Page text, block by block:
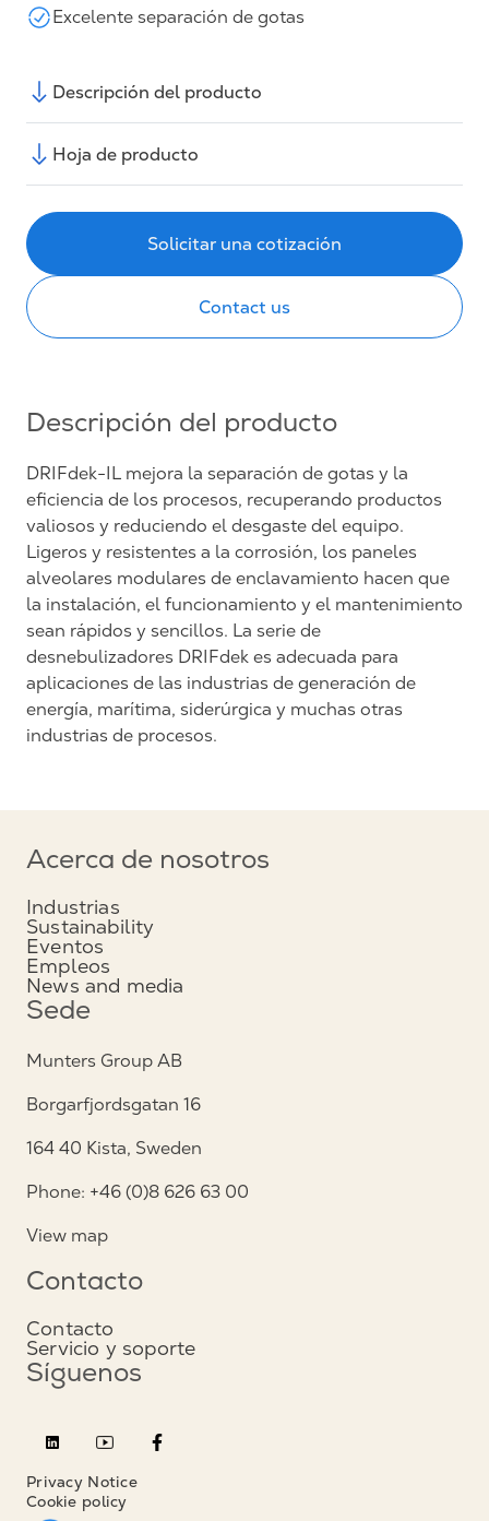
Excelente separación de gotas
Descripción del producto
Hoja de producto
Solicitar una cotización
Contact us
Descripción del producto
DRIFdek-IL mejora la separación de gotas y la
eficiencia de los procesos, recuperando productos
valiosos y reduciendo el desgaste del equipo.
Ligeros y resistentes a la corrosión, los paneles
alveolares modulares de enclavamiento hacen que
la instalación, el funcionamiento y el mantenimiento
sean rápidos y sencillos. La serie de
desnebulizadores DRIFdek es adecuada para
aplicaciones de las industrias de generación de
energía, marítima, siderúrgica y muchas otras
industrias de procesos.
Acerca de nosotros
Industrias
Sustainability
Eventos
Empleos
News and media
Sede
Munters Group AB
Borgarfjordsgatan 16
164 40 Kista, Sweden
Phone: +46 (0)8 626 63 00
View map
Contacto
Contacto
Servicio y soporte
Síguenos
Privacy Notice
Cookie policy